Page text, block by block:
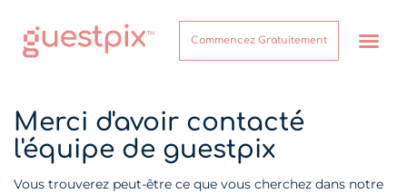
Commencez Gratuitement
Merci d'avoir contacté
l'équipe de guestpix
Vous trouverez peut-être ce que vous cherchez dans notre